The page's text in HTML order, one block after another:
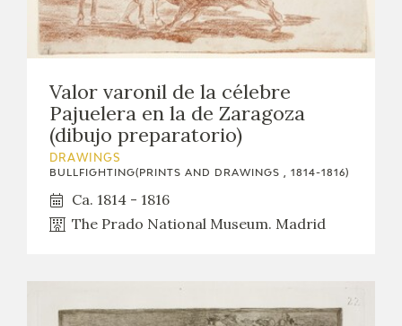
Valor varonil de la célebre
Pajuelera en la de Zaragoza
(dibujo preparatorio)
DRAWINGS
BULLFIGHTING(PRINTS AND DRAWINGS , 1814-1816)
Ca. 1814 - 1816
The Prado National Museum. Madrid